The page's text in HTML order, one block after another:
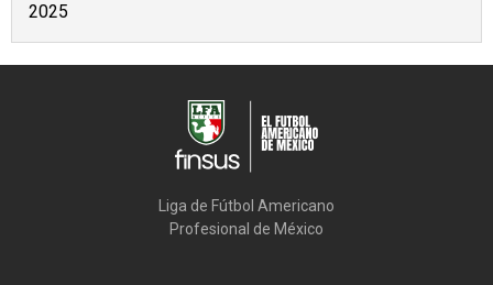
2025
Liga de Fútbol Americano
Profesional de México